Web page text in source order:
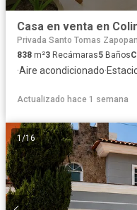
Casa en venta en
Privada Santo Tomas Zapopan
838 m²3 Recámaras5 Baños
·Aire acondicionado·
Actualizado hace 1 semana
1/16